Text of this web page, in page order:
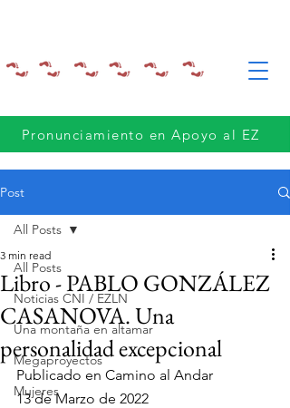
Pronunciamiento en Apoyo al EZ
Post
All Posts
Noticias CNI / EZLN
Una montaña en altamar
Megaproyectos
Mujeres
All Posts
Libro - PABLO GONZÁLEZ
CASANOVA. Una
personalidad excepcional
3 min read
Publicado en Camino al Andar
13 de Marzo de 2022